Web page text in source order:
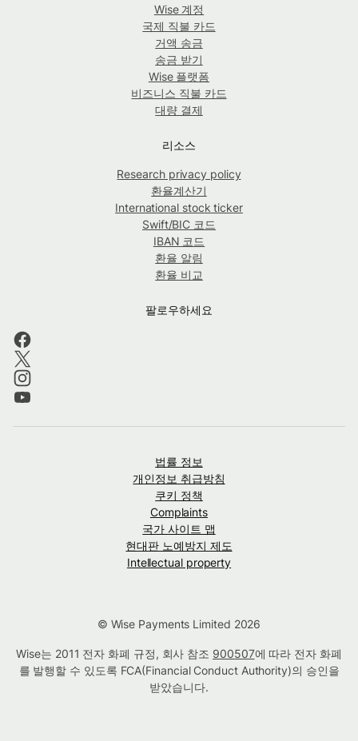
Wise 계정
국제 직불 카드
거액 송금
송금 받기
Wise 플랫폼
비즈니스 직불 카드
대량 결제
리소스
Research privacy policy
환율계산기
International stock ticker
Swift/BIC 코드
IBAN 코드
환율 알림
환율 비교
팔로우하세요
법률 정보
개인정보 취급방침
쿠키 정책
Complaints
국가 사이트 맵
현대판 노예방지 제도
Intellectual property
© Wise Payments Limited 2026
Wise는 2011 전자 화폐 규정, 회사 참조 900507에 따라 전자 화폐
를 발행할 수 있도록 FCA(Financial Conduct Authority)의 승인을
받았습니다.